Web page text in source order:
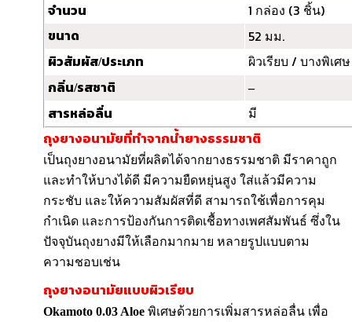
จำนวน 1 กล่อง (3 ชิ้น)
ขนาด 52 มม.
ผิวสัมผัส/ประเภท ผิวเรียบ / บางพิเศษ
กลิ่น/รสชาติ
–
สารหล่อลื่น
มี
ถุงยางอนามัยที่ทำจากน้ำยางธรรมชาติ
เป็นถุงยางอนามัยที่ผลิตได้จากยางธรรมชาติ มีราคาถูก
และทำให้บางได้ดี มีความยืดหยุ่นสูง ใส่แล้วมีความ
กระชับ และให้ความสัมผัสที่ดี สามารถใช้เพื่อการคุม
กำเนิด และการป้องกันการติดเชื้อทางเพศสัมพันธ์ ซึ่งใน
ปัจจุบันถุงยางมีให้เลือกมากมาย หลายรูปแบบตาม
ความชอบเช่น
ถุงยางอนามัยแบบผิวเรียบ
Okamoto 0.03 Aloe พิเศษด้วยการเพิ่มสารหล่อลื่น เพื่อ